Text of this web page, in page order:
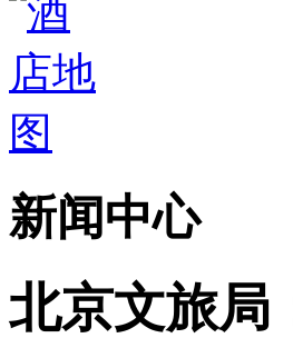
新闻中心
北京文旅局